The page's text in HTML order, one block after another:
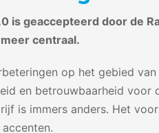
is geaccepteerd door de
centraal.
op het gebied
en betrouwbaarheid voor
is immers anders. Het